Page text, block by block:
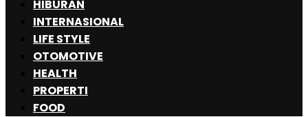
HIBURAN
INTERNASIONAL
LIFE STYLE
OTOMOTIVE
HEALTH
PROPERTI
FOOD